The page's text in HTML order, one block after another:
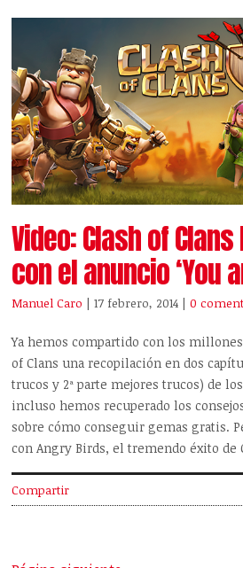
Video: Clash of
con el anuncio ‘You
Manuel Caro | 17 febrero, 2014 |0
Ya hemos compartido con los
of Clans una recopilación en dos
trucos y 2ª parte mejores trucos) de
incluso hemos recuperado los
sobre cómo conseguir gemas gratis.
con Angry Birds, el tremendo éxito de
Compartir